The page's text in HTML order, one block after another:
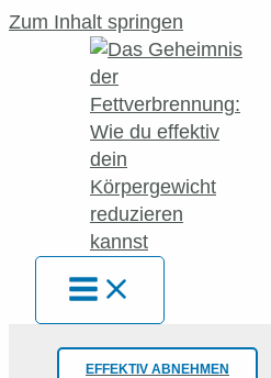
Zum Inhalt springen
EFFEKTIV ABNEHMEN